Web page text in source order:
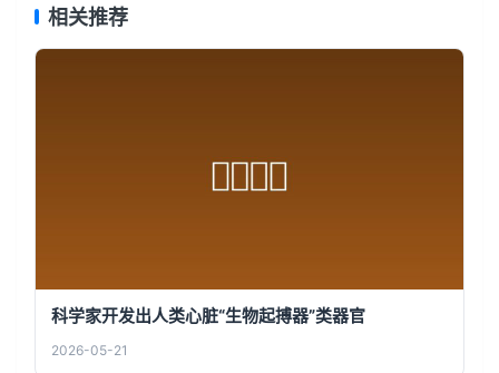
相关推荐
科学家开发出人类心脏“生物起搏器”类器官
2026-05-21